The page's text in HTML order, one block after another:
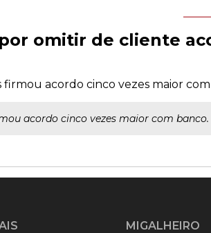
omitir de cliente
firmou acordo cinco vezes maior
acordo cinco vezes maior com banco.
MIGALHEIRO